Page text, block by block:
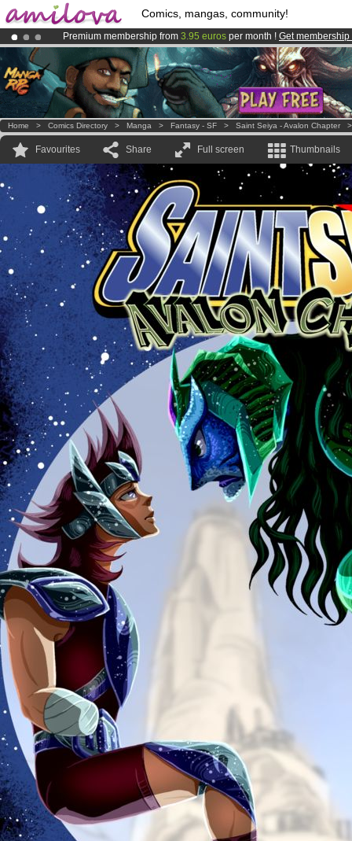
Comics, mangas, community!
Premium membership from 3.95 euros per month ! Get membership
Already 134393membersand 1208comics & mangas!.
AmilovaKickstarter is now LIVE!.
Home > Comics Directory > Manga > Fantasy - SF > Saint Seiya - Avalon Chapter
Favourites Share Full screen Thumbnails